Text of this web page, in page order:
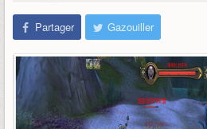
Partager Gazouiller